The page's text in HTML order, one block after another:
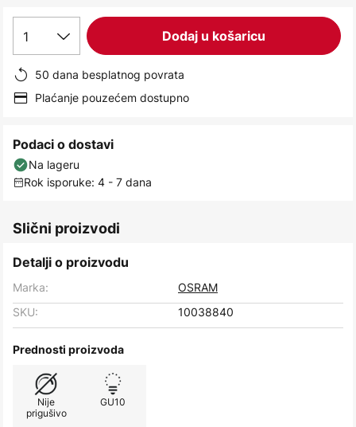
images
gallery
1 Dodaj u košaricu
50 dana besplatnog povrata
Plaćanje pouzećem dostupno
Podaci o dostavi
Na lageru
Rok isporuke: 4 - 7 dana
Slični proizvodi
Detalji o proizvodu
Marka:
OSRAM
SKU:
10038840
Prednosti proizvoda
Nije
prigušivo
GU10